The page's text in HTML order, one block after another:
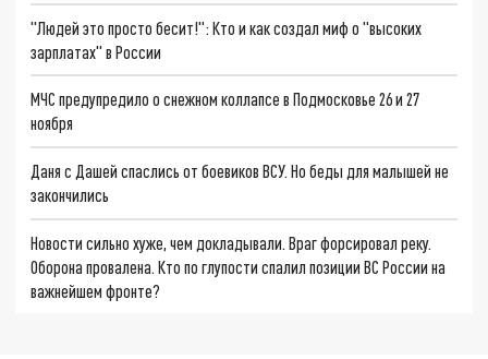
"Людей это просто бесит!": Кто и как создал миф о "высоких
зарплатах" в России
МЧС предупредило о снежном коллапсе в Подмосковье 26 и 27
ноября
Даня с Дашей спаслись от боевиков ВСУ. Но беды для малышей не
закончились
Новости сильно хуже, чем докладывали. Враг форсировал реку.
Оборона провалена. Кто по глупости спалил позиции ВС России на
важнейшем фронте?